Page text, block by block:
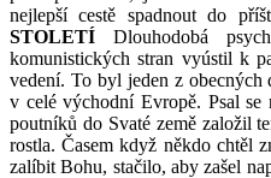
nejlepší cestě spadnout do
STOLETÍDlouhodobá
komunistických stran vyústil k
vedení. To byl jeden z
v celé východní Evropě. Psal se
poutníků do Svaté země založil
rostla. Časem když někdo chtěl
zalíbit Bohu, stačilo, aby zašel